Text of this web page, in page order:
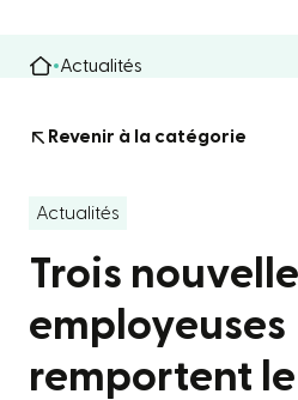
Actualités
Revenir à la catégorie
Actualités
Trois
employeuses
remportent